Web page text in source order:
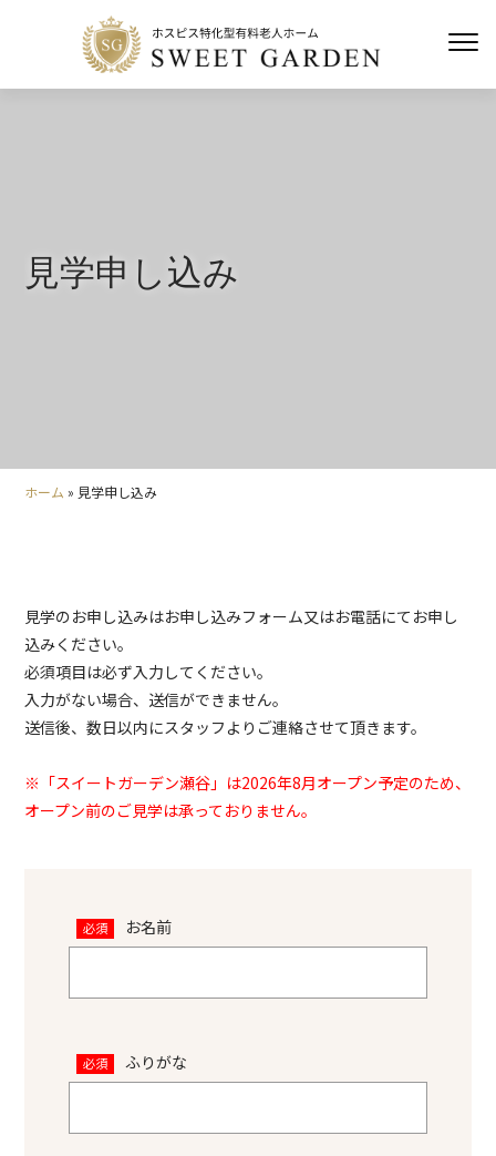
見学申し込み
ホーム » 見学申し込み
見学のお申し込みはお申し込みフォーム又はお電話にてお申し
込みください。
必須項目は必ず入力してください。
入力がない場合、送信ができません。
送信後、数日以内にスタッフよりご連絡させて頂きます。
※「スイートガーデン瀬谷」は2026年8月オープン予定のため、
オープン前のご見学は承っておりません。
必須 お名前
必須 ふりがな